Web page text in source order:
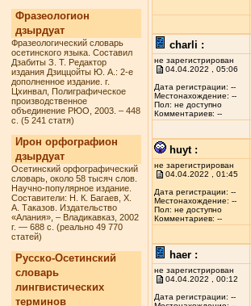
Фразеологион
дзырдуат
Фразеологический словарь
осетинского языка. Составил
Дзабиты З. Т. Редактор
издания Дзиццойты Ю. А.: 2-е
дополненное издание. г.
Цхинвал, Полиграфическое
производственное
объединение РЮО, 2003. – 448
с. (5 241 статя)
Ирон орфографион
дзырдуат
Осетинский орфографический
словарь, около 58 тысяч слов.
Научно-популярное издание.
Составители: Н. К. Багаев, Х.
А. Таказов. Издательство
«Алания», – Владикавказ, 2002
г. — 688 с. (реально 49 770
статей)
Русско-Осетинский
словарь
лингвистических
терминов
charli :
не зарегистрирован
04.04.2022 , 05:06
Дата регистрации: --
Местонахождение: --
Пол: не доступно
Комментариев: --
huyt :
не зарегистрирован
04.04.2022 , 01:45
Дата регистрации: --
Местонахождение: --
Пол: не доступно
Комментариев: --
haer :
не зарегистрирован
04.04.2022 , 00:12
Дата регистрации: --